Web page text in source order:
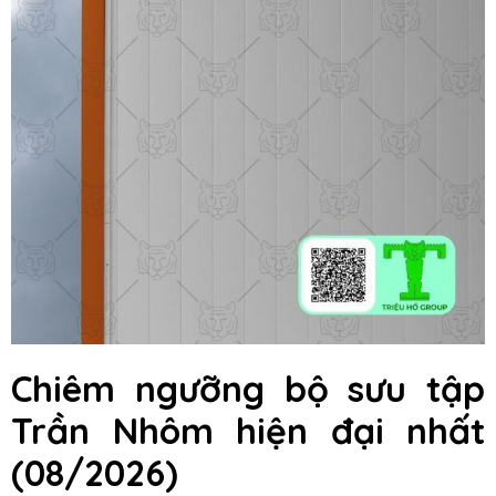
Chiêm ngưỡng bộ sưu tập
Trần Nhôm hiện đại nhất
(08/2026)